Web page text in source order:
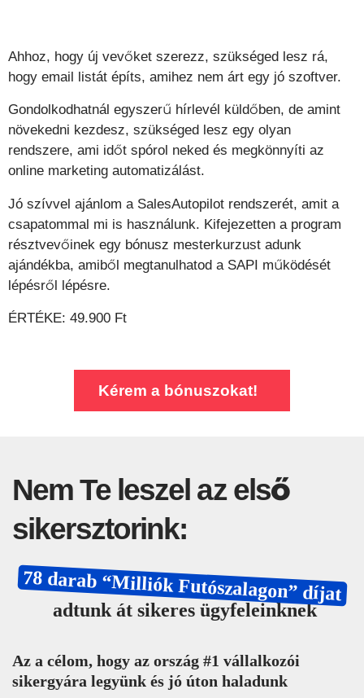
Ahhoz, hogy új vevőket szerezz, szükséged lesz rá,
hogy email listát építs, amihez nem árt egy jó szoftver.
Gondolkodhatnál egyszerű hírlevél küldőben, de amint
növekedni kezdesz, szükséged lesz egy olyan
rendszere, ami időt spórol neked és megkönnyíti az
online marketing automatizálást.
Jó szívvel ajánlom a SalesAutopilot rendszerét, amit a
csapatommal mi is használunk. Kifejezetten a program
résztvevőinek egy bónusz mesterkurzust adunk
ajándékba, amiből megtanulhatod a SAPI működését
lépésről lépésre.
ÉRTÉKE: 49.900 Ft
Kérem a bónuszokat!
Nem Te leszel az első
sikersztorink:
78 darab “Milliók Futószalagon” díjat
adtunk át sikeres ügyfeleinknek
Az a célom, hogy az ország #1 vállalkozói
sikergyára legyünk és jó úton haladunk